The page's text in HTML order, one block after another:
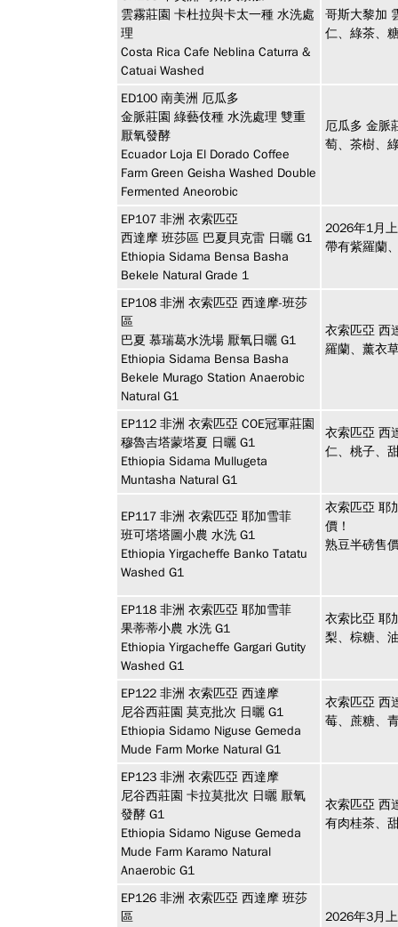
雲霧莊園 卡杜拉與卡太一種 水洗處
理
Costa Rica Cafe Neblina Caturra &
Catuai Washed
哥斯大黎加
仁、綠茶、
ED100 南美洲 厄瓜多
金脈莊園 綠藝伎種 水洗處理 雙重
厭氧發酵
Ecuador Loja El Dorado Coffee
Farm Green Geisha Washed Double
Fermented Aneorobic
厄瓜多 金脈
萄、茶樹、
EP107 非洲 衣索匹亞
西達摩 班莎區 巴夏貝克雷 日曬 G1
Ethiopia Sidama Bensa Basha
Bekele Natural Grade 1
2026年1月
帶有紫羅蘭
EP108 非洲 衣索匹亞 西達摩-班莎
區
巴夏 慕瑞葛水洗場 厭氧日曬 G1
Ethiopia Sidama Bensa Basha
Bekele Murago Station Anaerobic
Natural G1
衣索匹亞 西
羅蘭、薰衣
EP112 非洲 衣索匹亞 COE冠軍莊園
穆魯吉塔蒙塔夏 日曬 G1
Ethiopia Sidama Mullugeta
Muntasha Natural G1
衣索匹亞 西
仁、桃子、
EP117 非洲 衣索匹亞 耶加雪菲
班可塔塔圖小農 水洗 G1
Ethiopia Yirgacheffe Banko Tatatu
Washed G1
衣索匹亞 耶
價！
熟豆半磅售
EP118 非洲 衣索匹亞 耶加雪菲
果蒂蒂小農 水洗 G1
Ethiopia Yirgacheffe Gargari Gutity
Washed G1
衣索比亞 耶
梨、棕糖、
EP122 非洲 衣索匹亞 西達摩
尼谷西莊園 莫克批次 日曬 G1
Ethiopia Sidamo Niguse Gemeda
Mude Farm Morke Natural G1
衣索匹亞 西
莓、蔗糖、
EP123 非洲 衣索匹亞 西達摩
尼谷西莊園 卡拉莫批次 日曬 厭氧
發酵 G1
Ethiopia Sidamo Niguse Gemeda
Mude Farm Karamo Natural
Anaerobic G1
衣索匹亞 西
有肉桂茶、
EP126 非洲 衣索匹亞 西達摩 班莎
區
2026年3月